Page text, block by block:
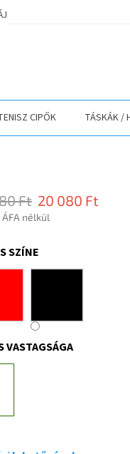
CIPŐK TÁSKÁK /
Ft 20 080 Ft
ÁFA nélkül
SZÍNE
VASTAGSÁGA